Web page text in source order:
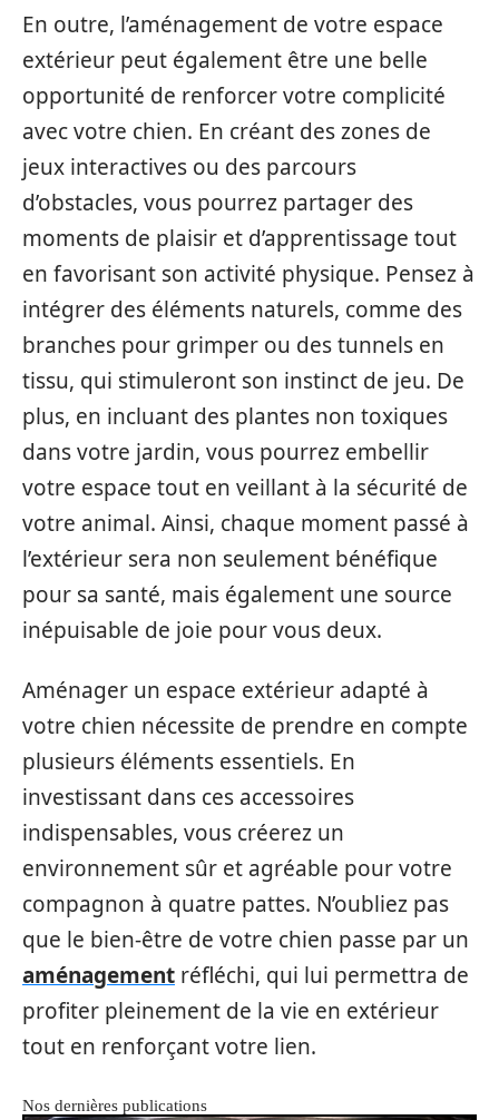
En outre, l’aménagement de votre espace
extérieur peut également être une belle
opportunité de renforcer votre complicité
avec votre chien. En créant des zones de
jeux interactives ou des parcours
d’obstacles, vous pourrez partager des
moments de plaisir et d’apprentissage tout
en favorisant son activité physique. Pensez à
intégrer des éléments naturels, comme des
branches pour grimper ou des tunnels en
tissu, qui stimuleront son instinct de jeu. De
plus, en incluant des plantes non toxiques
dans votre jardin, vous pourrez embellir
votre espace tout en veillant à la sécurité de
votre animal. Ainsi, chaque moment passé à
l’extérieur sera non seulement bénéfique
pour sa santé, mais également une source
inépuisable de joie pour vous deux.
Aménager un espace extérieur adapté à
votre chien nécessite de prendre en compte
plusieurs éléments essentiels. En
investissant dans ces accessoires
indispensables, vous créerez un
environnement sûr et agréable pour votre
compagnon à quatre pattes. N’oubliez pas
que le bien-être de votre chien passe par un
aménagement réfléchi, qui lui permettra de
profiter pleinement de la vie en extérieur
tout en renforçant votre lien.
Nos dernières publications